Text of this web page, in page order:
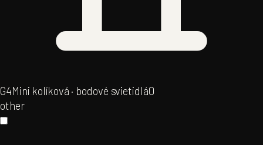
G4Mini kolíková · bodové svietidlá0
other